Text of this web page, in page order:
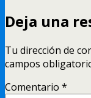
Deja una
Tu dirección de
campos
Comentario *